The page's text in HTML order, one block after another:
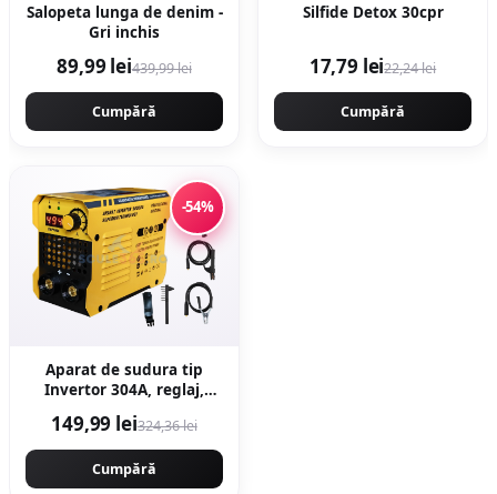
Salopeta lunga de denim -
Gri inchis
89,99 lei439,99 lei
Cumpără
Silfide Detox 30cpr
17,79 lei22,24 lei
Cumpără
-54%
Aparat de sudura tip
Invertor 304A, reglaj,
4mm, Next Generation -
URAL MASH
PROFESSIONAL CMP1694
149,99 lei324,36 lei
Cumpără